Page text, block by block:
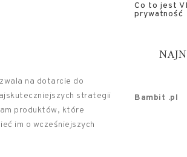
na dotarcie do
strategii
produktów, które
im o wcześniejszych
Co to jest
prywatność
Bambit .pl